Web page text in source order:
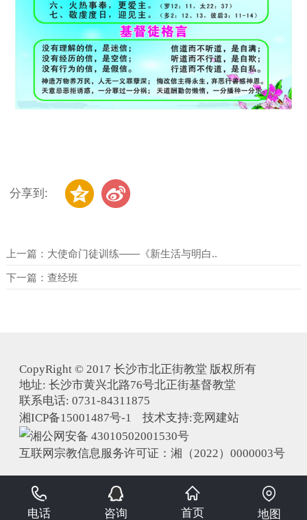
分享到:
上一篇： 大使命门徒训练——《新生活与明白..
下一篇： 查经班
CopyRight © 2017 长沙市北正街教堂 版权所有
地址: 长沙市黄兴北路76号北正街基督教堂
联系电话: 0731-84311875
湘ICP备15001487号-1 技术支持:竞网建站
湘公网安备 43010502001530号
互联网宗教信息服务许可证：湘（2022）0000003号
电话 咨询 首页 地图